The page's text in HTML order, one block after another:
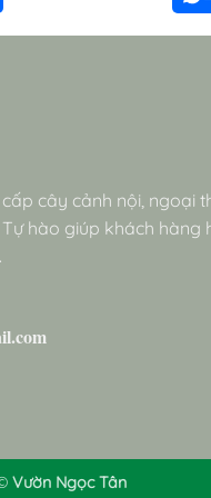
cây cảnh nội, ngoại
hào giúp khách hàng
Vườn Ngọc Tân